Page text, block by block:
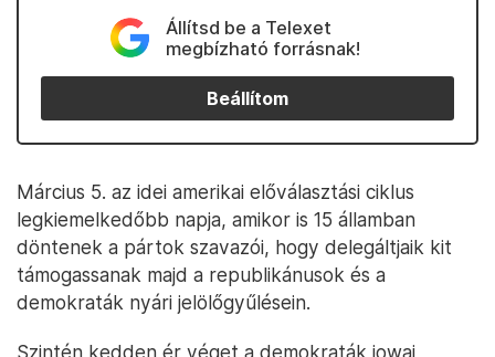
Állítsd be a Telexet
megbízható forrásnak!
Beállítom
Március 5. az idei amerikai előválasztási ciklus
legkiemelkedőbb napja, amikor is 15 államban
döntenek a pártok szavazói, hogy delegáltjaik kit
támogassanak majd a republikánusok és a
demokraták nyári jelölőgyűlésein.
Szintén kedden ér véget a demokraták iowai